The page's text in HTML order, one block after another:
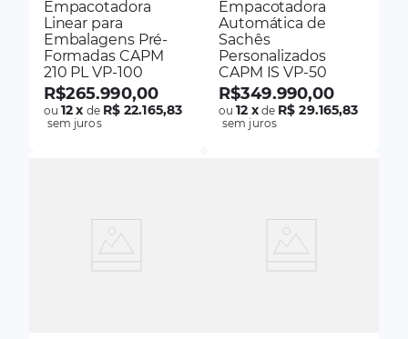
Empacotadora
Linear para
Embalagens Pré-
Formadas CAPM
210 PL VP-100
R$265.990,00
ou12x de R$ 22.165,83
sem juros
Empacotadora
Automática de
Sachês
Personalizados
CAPM IS VP-50
R$349.990,00
ou12 xde R$ 29.165,83
sem juros